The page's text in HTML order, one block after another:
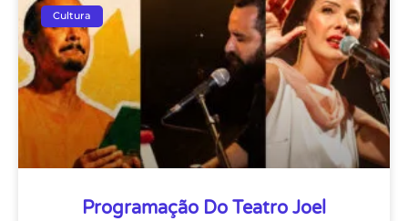
Cultura
Programação Do Teatro Joel